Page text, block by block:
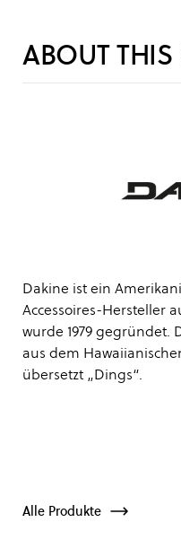
ABOUT
Dakine ist ein
Accessoires-Hersteller
wurde 1979 gegründet.
aus dem
übersetzt „Dings“.
Alle Produkte